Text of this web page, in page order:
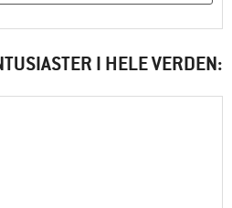
I HELE VERDEN: